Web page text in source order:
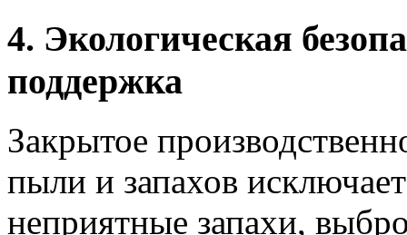
4. Экологическая
поддержка
Закрытое
пыли и запахов
неприятные запахи,